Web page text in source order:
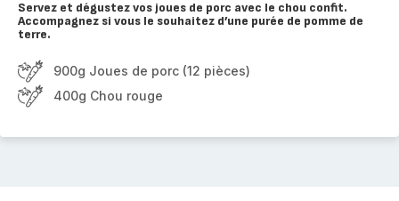
Servez et dégustez vos joues de porc avec le chou confit.
Accompagnez si vous le souhaitez d’une purée de pomme de
terre.
900g Joues de porc (12 pièces)
400g Chou rouge